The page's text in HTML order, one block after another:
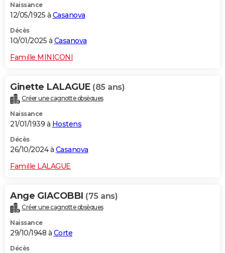
Destinations
City break
Voyage nature
Voyage de noces
Forum
Climat
+PHOTO
GUIDES D'ACHAT
Carte de Noël
Carte Bonne année
Carte Saint-Valentin
Carte Pâques
Carte d'anniversaire
DICTIONNAIRE
Dictionnaire
Biographies
Citations
Expressions
Proverbes
PROGRAMME TV
S'inscrire
Se connecter
Lycées
Collèges
Primaires
Universités
Entreprises
Service militaire
Avis de recherche
AVIS DE DÉCÈS
FORUM
Naissance
12/05/1925 à Casanova
Décès
10/01/2025 à Casanova
Famille MINICONI
Ginette LALAGUE (85 ans)
Créer une cagnotte obsèques
Naissance
21/01/1939 à Hostens
Décès
26/10/2024 à Casanova
Famille LALAGUE
Ange GIACOBBI (75 ans)
Créer une cagnotte obsèques
Naissance
29/10/1948 à Corte
Décès